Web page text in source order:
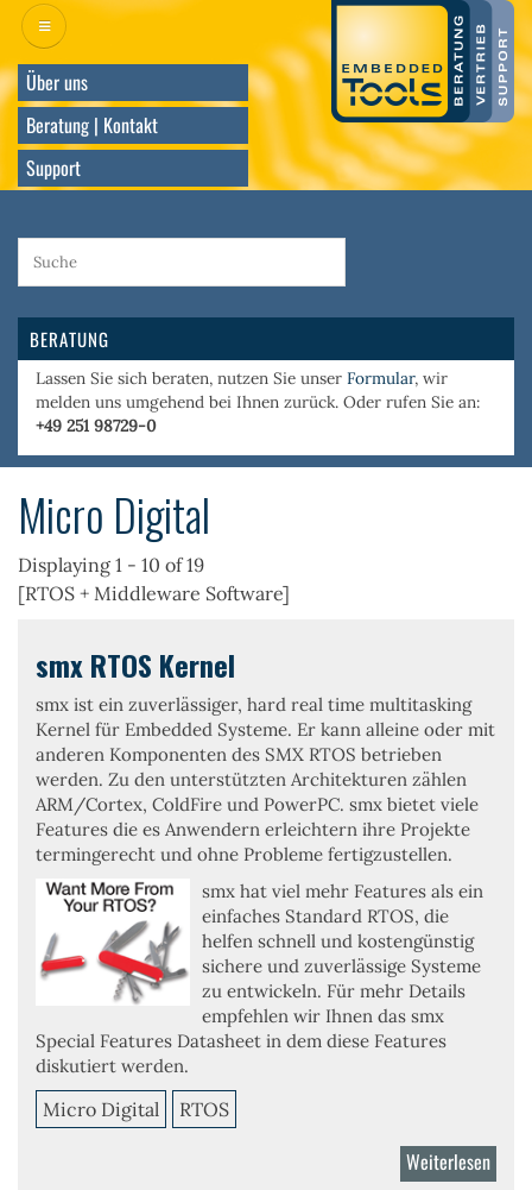
Direkt
zum
InhaltÜber uns
Beratung | Kontakt
Support
BERATUNG
Lassen Sie sich beraten, nutzen Sie unser Formular, wir
melden uns umgehend bei Ihnen zurück. Oder rufen Sie an:
+49 251 98729-0
Micro Digital
Displaying 1 - 10 of 19
[RTOS + Middleware Software]
smx RTOS Kernel
smx ist ein zuverlässiger, hard real time multitasking
Kernel für Embedded Systeme. Er kann alleine oder mit
anderen Komponenten des SMX RTOS betrieben
werden. Zu den unterstützten Architekturen zählen
ARM/Cortex, ColdFire und PowerPC. smx bietet viele
Features die es Anwendern erleichtern ihre Projekte
termingerecht und ohne Probleme fertigzustellen.
smx hat viel mehr Features als ein
einfaches Standard RTOS, die
helfen schnell und kostengünstig
sichere und zuverlässige Systeme
zu entwickeln. Für mehr Details
empfehlen wir Ihnen das smx
Special Features Datasheet in dem diese Features
diskutiert werden.
Micro Digital RTOS
Weiterlesen